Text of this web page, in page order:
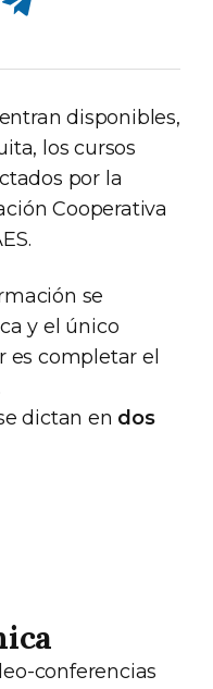
disponibles,
los cursos
por la
Cooperativa
se
y el único
es completar el
dictan en dos
conferencias